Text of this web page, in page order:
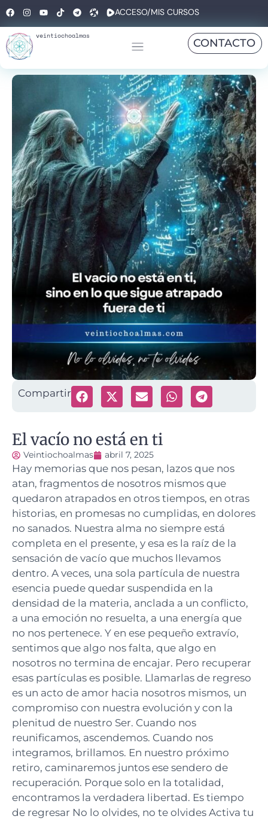
ACCESO/MIS CURSOS
veintiochoalmas
CONTACTO
Compartir
El vacío no está en ti
Veintiochoalmas abril 7, 2025
Hay memorias que nos pesan, lazos que nos
atan, fragmentos de nosotros mismos que
quedaron atrapados en otros tiempos, en otras
historias, en promesas no cumplidas, en dolores
no sanados. Nuestra alma no siempre está
completa en el presente, y esa es la raíz de la
sensación de vacío que muchos llevamos
dentro. A veces, una sola partícula de nuestra
esencia puede quedar suspendida en la
densidad de la materia, anclada a un conflicto,
a una emoción no resuelta, a una energía que
no nos pertenece. Y en ese pequeño extravío,
sentimos que algo nos falta, que algo en
nosotros no termina de encajar. Pero recuperar
esas partículas es posible. Llamarlas de regreso
es un acto de amor hacia nosotros mismos, un
compromiso con nuestra evolución y con la
plenitud de nuestro Ser. Cuando nos
reunificamos, ascendemos. Cuando nos
integramos, brillamos. En nuestro próximo
retiro, caminaremos juntos ese sendero de
recuperación. Porque solo en la totalidad,
encontramos la verdadera libertad. Es tiempo
de regresar No lo olvides, no te olvides Activa tu